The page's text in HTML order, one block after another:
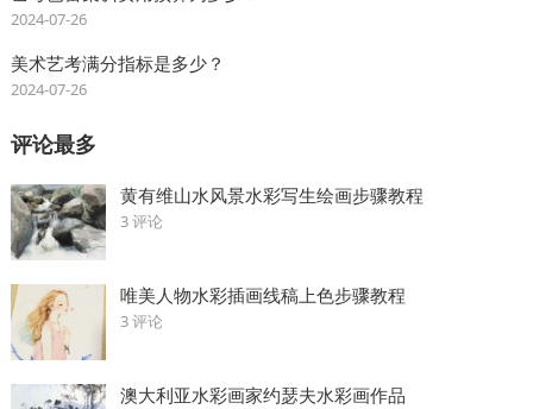
2024-07-26
美术艺考满分指标是多少？
2024-07-26
评论最多
黄有维山水风景水彩写生绘画步骤教程
3 评论
唯美人物水彩插画线稿上色步骤教程
3 评论
澳大利亚水彩画家约瑟夫水彩画作品